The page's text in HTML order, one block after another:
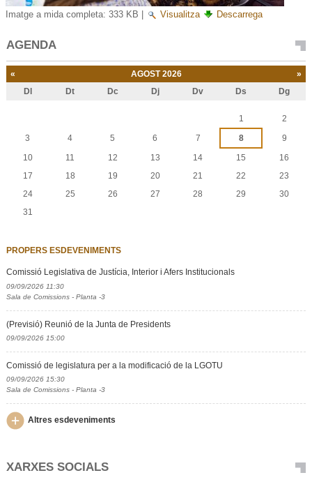
Imatge a mida completa: 333 KB Visualitza Descarrega
AGENDA
« AGOST 2026 »
Dl Dt Dc Dj Dv Ds Dg
1
2
3
4 5 6 7 8
9
10
11 12 13 14 15
16
17
18 19 20 21 22
23
24
25 26 27 28 29
30
31
PROPERS ESDEVENIMENTS
Comissió Legislativa de Justícia, Interior i Afers Institucionals
09/09/2026 11:30
Sala de Comissions - Planta -3
(Previsió) Reunió de la Junta de Presidents
09/09/2026 15:00
Comissió de legislatura per a la modificació de la LGOTU
09/09/2026 15:30
Sala de Comissions - Planta -3
Altres esdeveniments
XARXES SOCIALS